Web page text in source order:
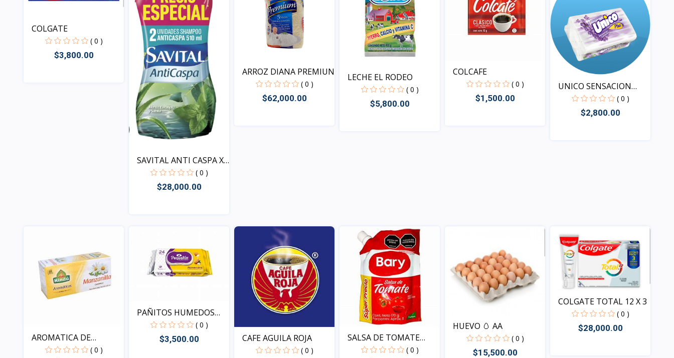
COLGATE
( 0 )
$3,800.00
SAVITAL ANTI CASPA X
( 0 )
$28,000.00
ARROZ DIANA PREMIUN
( 0 )
$62,000.00
LECHE EL RODEO
( 0 )
$5,800.00
COLCAFE
( 0 )
$1,500.00
UNICO SENSACION
LAVANDA
( 0 )
$2,800.00
AROMATICA DE
MANZANILLA
( 0 )
PAÑITOS HUMEDOS
PEQUEÑI...
( 0 )
$3,500.00 CAFE AGUILA ROJA
( 0 )
SALSA DE TOMATE
BARY
( 0 )
HUEVO 🥚 AA
( 0 )
$15,500.00
COLGATE TOTAL 12 X 3
( 0 )
$28,000.00